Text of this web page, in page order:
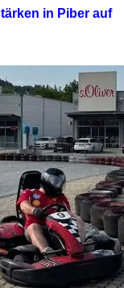
in Piber auf